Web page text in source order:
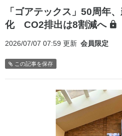
「ゴアテックス」50周年
化 CO2排出は8割減へ
2026/07/07 07:59 更新 会員限定
この記事を保存